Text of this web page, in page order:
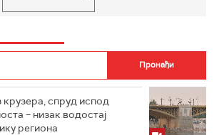
спруд испод
– низак водостај
региона